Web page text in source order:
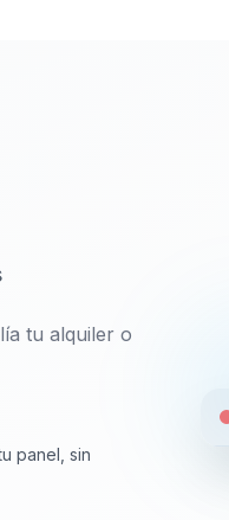
tu alquiler o
panel, sin